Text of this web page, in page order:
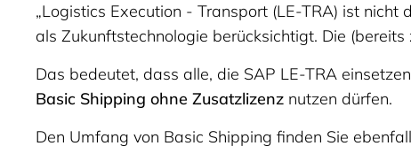
„Logistics Execution - Transport (LE-TRA) ist
als Zukunftstechnologie berücksichtigt. Die
Das bedeutet, dass alle, die SAP LE-TRA
Basic Shipping ohne Zusatzlizenz nutzen dürfen.
Den Umfang von Basic Shipping finden Sie